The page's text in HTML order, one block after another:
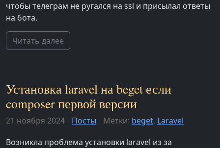
чтобы телеграм не ругался на ssl и присылал ответы
на бота.
Читать далее
Установка laravel на beget если
composer первой версии
21 ноября 2024 Посты Метки: beget, Laravel
Возникла проблема установки laravel из за